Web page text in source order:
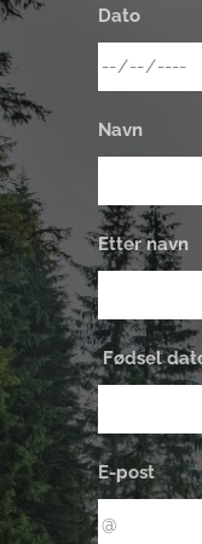
Dato
Navn
Etter navn
Fødsel
E-post